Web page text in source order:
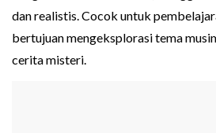
dan realistis. Cocok untuk
bertujuan mengeksplorasi tema
cerita misteri.